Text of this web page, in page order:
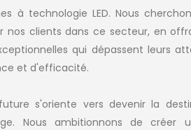
à technologie LED. Nous
nos clients dans ce secteur, en
qui dépassent leurs
et d'efficacité.
s'oriente vers devenir la
Nous ambitionnons de créer